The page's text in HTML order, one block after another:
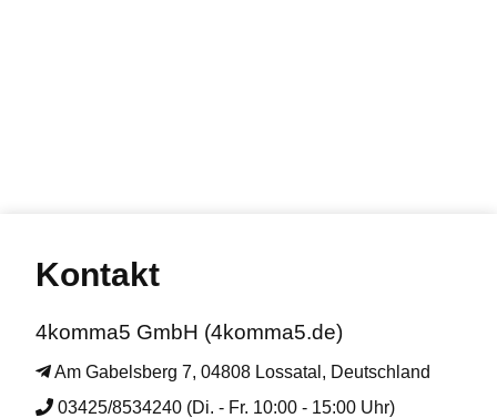
Kontakt
4komma5 GmbH (4komma5.de)
Am Gabelsberg 7, 04808 Lossatal, Deutschland
03425/8534240 (Di. - Fr. 10:00 - 15:00 Uhr)